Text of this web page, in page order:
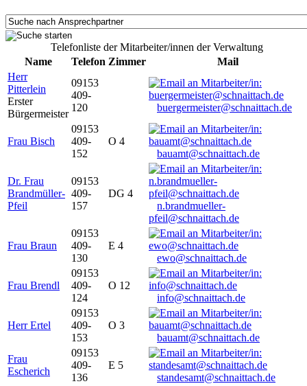
Telefonliste der Mitarbeiter/innen der Verwaltung
Name
Telefon Zimmer
Mail
Herr
Pitterlein
Erster
Bürgermeister
09153
409-
120
buergermeister@schnaittach.de
Frau Bisch
09153
409-
152
O 4
bauamt@schnaittach.de
Dr. Frau
Brandmüller-
Pfeil
09153
409-
157
DG 4
n.brandmueller-
pfeil@schnaittach.de
Frau Braun
09153
409-
130
E 4
ewo@schnaittach.de
Frau Brendl
09153
409-
124
O 12
info@schnaittach.de
Herr Ertel
09153
409-
153
O 3
bauamt@schnaittach.de
Frau
Escherich
09153
409-
136
E 5
standesamt@schnaittach.de